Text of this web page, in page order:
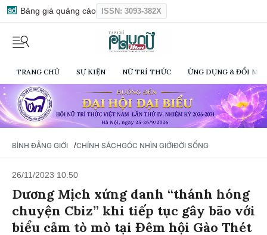
Bảng giá quảng cáo ISSN: 3093-382X
TRANG CHỦ SỰ KIỆN NỮ TRÍ THỨC ỨNG DỤNG & ĐỔI
BÌNH ĐẲNG GIỚI /CHÍNH SÁCHGÓC NHÌN GIỚIĐỜI SỐNG
26/11/2023 10:50
Dương Mịch xứng danh “thánh hóng
chuyện Cbiz” khi tiếp tục gây bão với
biểu cảm tò mò tại Đêm hội Gào Thét